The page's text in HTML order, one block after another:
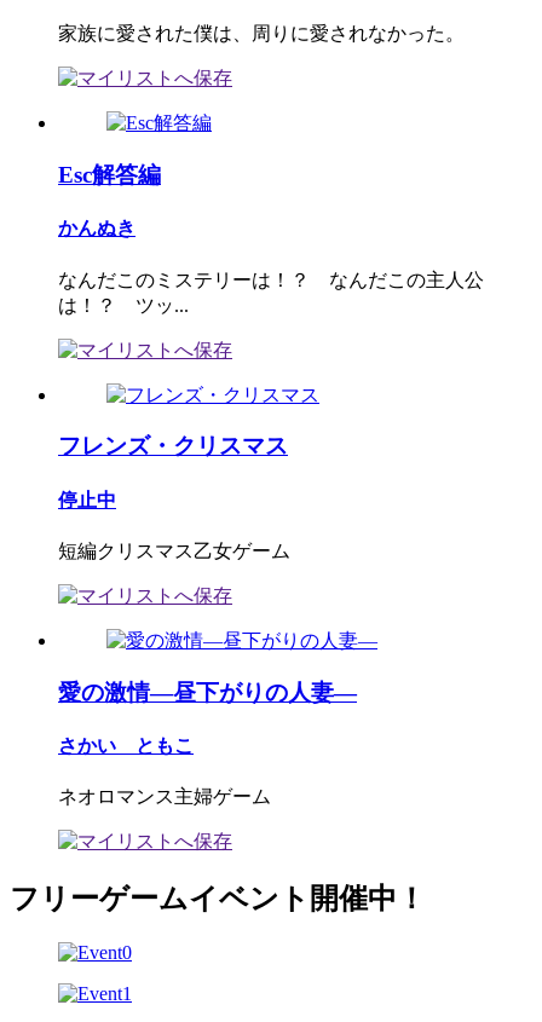
家族に愛された僕は、周りに愛されなかった。
Esc解答編
かんぬき
なんだこのミステリーは！？ なんだこの主人公
は！？ ツッ...
フレンズ・クリスマス
停止中
短編クリスマス乙女ゲーム
愛の激情―昼下がりの人妻―
さかい ともこ
ネオロマンス主婦ゲーム
フリーゲームイベント開催中！